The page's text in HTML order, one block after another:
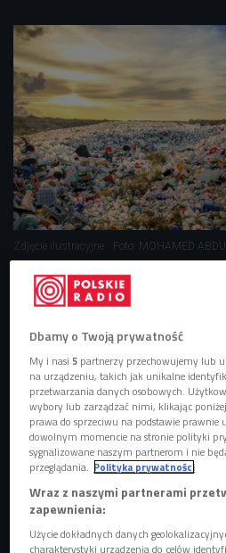
Zdjęcie ilustracyjne Foto: MOHAMED
"Covidowe odpadki" nowym
Dbamy o Twoją prywatność
My i nasi5 partnerzy przechowujemy lub
na urządzeniu, takich jak unikalne
przetwarzania danych osobowych.
wybory lub zarządzać nimi, klikając
prawa do sprzeciwu na podstawie prawnie
dowolnym momencie na stronie polityki
sygnalizowane naszym partnerom i nie
przeglądania. Polityka prywatności
Wraz z naszymi partnerami
zapewnienia:
Użycie dokładnych danych
charakterystyki urządzenia do celów